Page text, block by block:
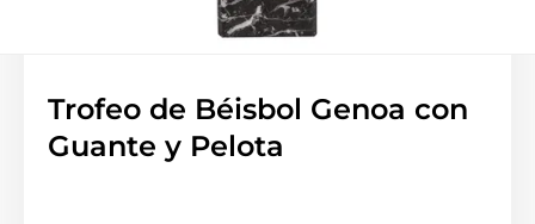
Trofeo de Béisbol Genoa con
Guante y Pelota